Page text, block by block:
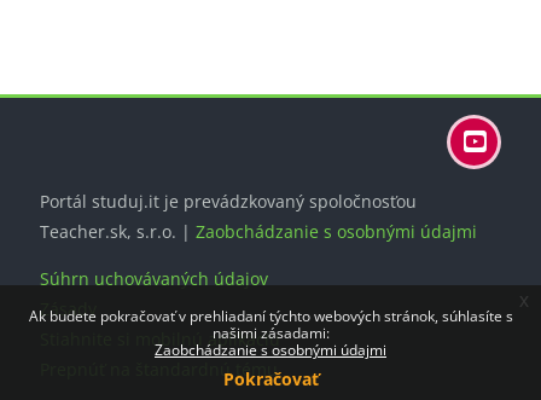
Ak budete pokračovať v prehliadaní týchto webových stránok, súhlasíte s
našimi zásadami:
Zaobchádzanie s osobnými údajmi
Pokračovať
x
Portál studuj.it je prevádzkovaný spoločnosťou
Teacher.sk, s.r.o. | Zaobchádzanie s osobnými údajmi
Súhrn uchovávaných údajov
Zásady
Stiahnite si mobilnú aplikáciu
Prepnúť na štandardnú tému